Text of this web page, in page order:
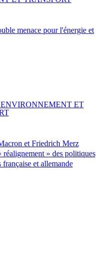
menace pour l'énergie et
et Friedrich Merz
réalignement » des politiques
française et allemande
ET